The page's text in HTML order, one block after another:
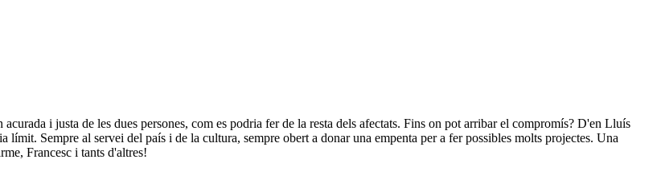
i justa de les dues persones, com es podria fer de la resta dels afectats. Fins on pot arribar el compromís? D'en Lluís
Sempre al servei del país i de la cultura, sempre obert a donar una empenta per a fer possibles molts projectes. Una
Francesc i tants d'altres!